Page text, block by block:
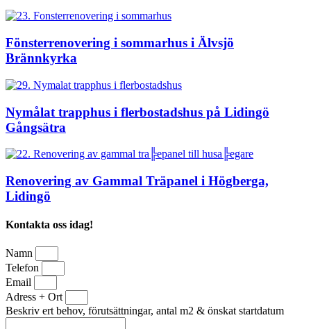
Fönsterrenovering i sommarhus i Älvsjö
Brännkyrka
Nymålat trapphus i flerbostadshus på Lidingö
Gångsätra
Renovering av Gammal Träpanel i Högberga,
Lidingö
Kontakta oss idag!
Namn
Telefon
Email
Adress + Ort
Beskriv ert behov, förutsättningar, antal m2 & önskat startdatum